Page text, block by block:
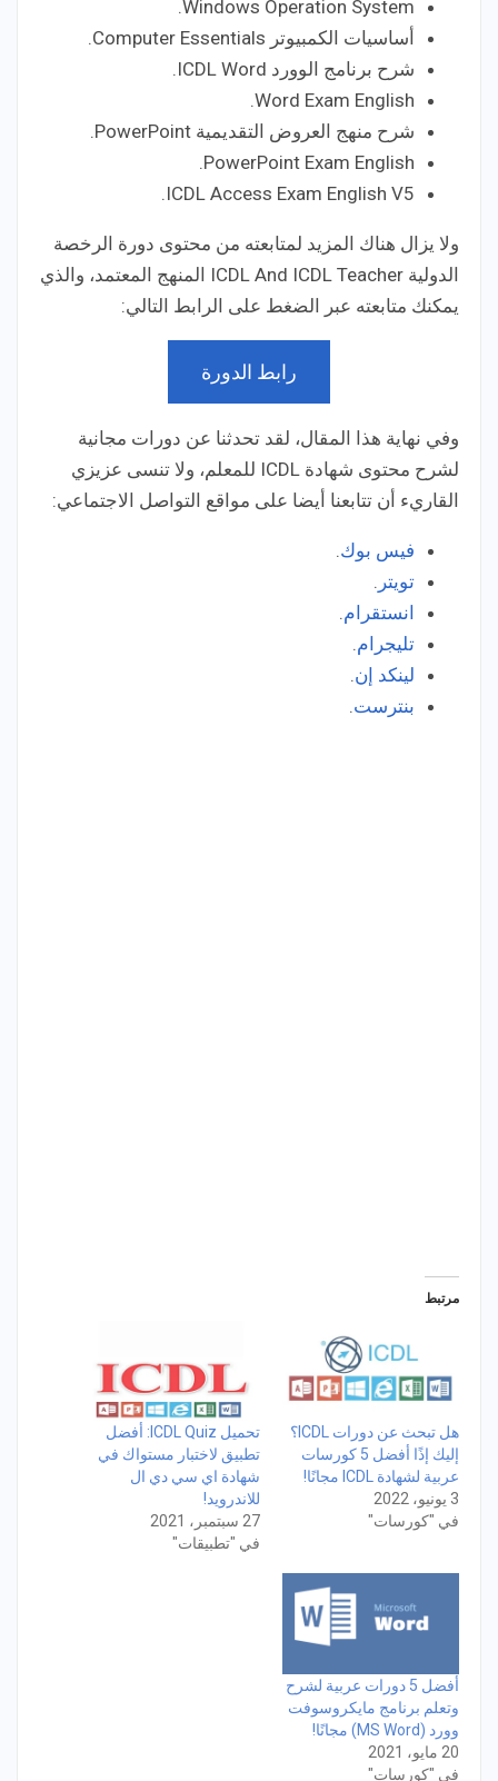
Windows Operation System.
أساسيات الكمبيوتر Computer Essentials.
شرح برنامج الوورد ICDL Word.
Word Exam English.
شرح منهج العروض التقديمية PowerPoint.
PowerPoint Exam English.
ICDL Access Exam English V5.
ولا يزال هناك المزيد لمتابعته من محتوى دورة الرخصة
الدولية ICDL And ICDL Teacher المنهج المعتمد، والذي
يمكنك متابعته عبر الضغط على الرابط التالي:
رابط الدورة
وفي نهاية هذا المقال، لقد تحدثنا عن دورات مجانية
لشرح محتوى شهادة ICDL للمعلم، ولا تنسى عزيزي
القاريء أن تتابعنا أيضا على مواقع التواصل الاجتماعي:
فيس بوك.
تويتر .
انستقرام.
تليجرام.
لينكد إن.
بنترست.
مرتبط
هل تبحث عن دورات ICDL؟
إليك إذًا أفضل 5 كورسات
عربية لشهادة ICDL مجانًا!
3 يونيو، 2022
في "كورسات"
تحميل ICDL Quiz: أفضل
تطبيق لاختبار مستواك في
شهادة اي سي دي ال
للاندرويد!
27 سبتمبر، 2021
في "تطبيقات"
أفضل 5 دورات عربية لشرح
وتعلم برنامج مايكروسوفت
وورد (MS Word) مجانًا!
20 مايو، 2021
في "كورسات"